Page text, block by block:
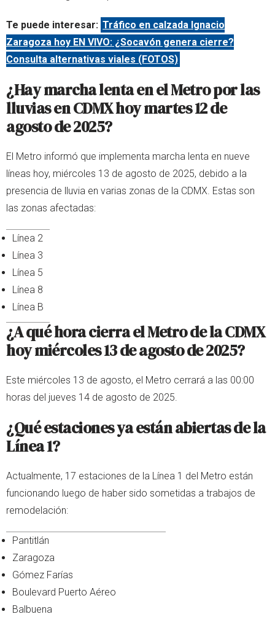
Te puede interesar: Tráfico en calzada Ignacio
Zaragoza hoy EN VIVO: ¿Socavón genera cierre?
Consulta alternativas viales (FOTOS)
¿Hay marcha lenta en el Metro por las
lluvias en CDMX hoy martes 12 de
agosto de 2025?
El Metro informó que implementa marcha lenta en nueve
líneas hoy, miércoles 13 de agosto de 2025, debido a la
presencia de lluvia en varias zonas de la CDMX. Estas son
las zonas afectadas:
Línea 2
Línea 3
Línea 5
Línea 8
Línea B
¿A qué hora cierra el Metro de la CDMX
hoy miércoles 13 de agosto de 2025?
Este miércoles 13 de agosto, el Metro cerrará a las 00:00
horas del jueves 14 de agosto de 2025.
¿Qué estaciones ya están abiertas de la
Línea 1?
Actualmente, 17 estaciones de la Línea 1 del Metro están
funcionando luego de haber sido sometidas a trabajos de
remodelación:
Pantitlán
Zaragoza
Gómez Farías
Boulevard Puerto Aéreo
Balbuena